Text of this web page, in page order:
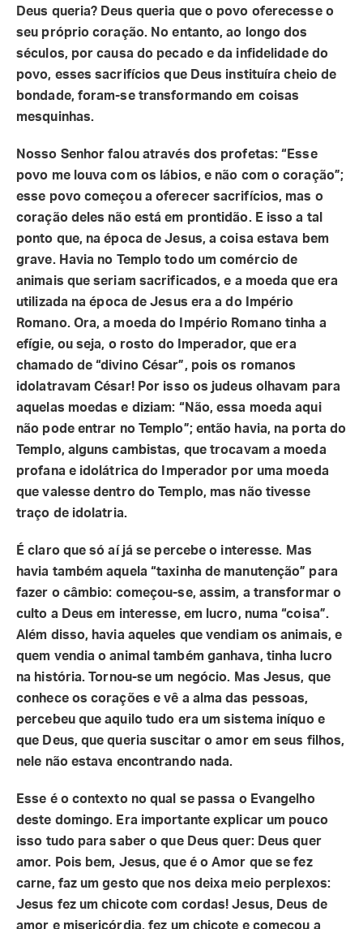
Deus queria? Deus queria que o povo oferecesse o
seu próprio coração. No entanto, ao longo dos
séculos, por causa do pecado e da infidelidade do
povo, esses sacrifícios que Deus instituíra cheio de
bondade, foram-se transformando em coisas
mesquinhas.
Nosso Senhor falou através dos profetas: “Esse
povo me louva com os lábios, e não com o coração”;
esse povo começou a oferecer sacrifícios, mas o
coração deles não está em prontidão. E isso a tal
ponto que, na época de Jesus, a coisa estava bem
grave. Havia no Templo todo um comércio de
animais que seriam sacrificados, e a moeda que era
utilizada na época de Jesus era a do Império
Romano. Ora, a moeda do Império Romano tinha a
efígie, ou seja, o rosto do Imperador, que era
chamado de “divino César”, pois os romanos
idolatravam César! Por isso os judeus olhavam para
aquelas moedas e diziam: “Não, essa moeda aqui
não pode entrar no Templo”; então havia, na porta do
Templo, alguns cambistas, que trocavam a moeda
profana e idolátrica do Imperador por uma moeda
que valesse dentro do Templo, mas não tivesse
traço de idolatria.
É claro que só aí já se percebe o interesse. Mas
havia também aquela “taxinha de manutenção” para
fazer o câmbio: começou-se, assim, a transformar o
culto a Deus em interesse, em lucro, numa “coisa”.
Além disso, havia aqueles que vendiam os animais, e
quem vendia o animal também ganhava, tinha lucro
na história. Tornou-se um negócio. Mas Jesus, que
conhece os corações e vê a alma das pessoas,
percebeu que aquilo tudo era um sistema iníquo e
que Deus, que queria suscitar o amor em seus filhos,
nele não estava encontrando nada.
Esse é o contexto no qual se passa o Evangelho
deste domingo. Era importante explicar um pouco
isso tudo para saber o que Deus quer: Deus quer
amor. Pois bem, Jesus, que é o Amor que se fez
carne, faz um gesto que nos deixa meio perplexos:
Jesus fez um chicote com cordas! Jesus, Deus de
amor e misericórdia, fez um chicote e começou a